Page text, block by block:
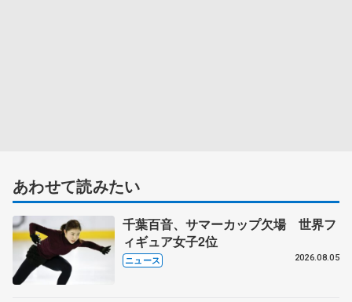
あわせて読みたい
千葉百音、サマーカップ欠場 世界フ
ィギュア女子2位
ニュース 2026.08.05